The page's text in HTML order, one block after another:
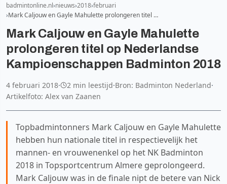
badmintonline.nl nieuws 2018 februari
Mark Caljouw en Gayle Mahulette prolongeren titel …
Mark Caljouw en Gayle Mahulette
prolongeren titel op Nederlandse
Kampioenschappen Badminton 2018
4 februari 2018· 2 min leestijd·Bron: Badminton Nederland·
Artikelfoto: Alex van Zaanen
Topbadmintonners Mark Caljouw en Gayle Mahulette
hebben hun nationale titel in respectievelijk het
mannen- en vrouwenenkel op het NK Badminton
2018 in Topsportcentrum Almere geprolongeerd.
Mark Caljouw was in de finale nipt de betere van Nick